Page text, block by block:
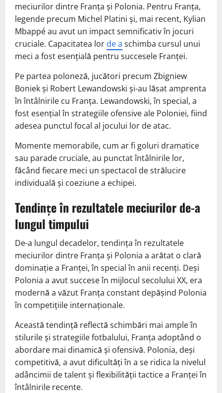
meciurilor dintre Franța și Polonia. Pentru Franța,
legende precum Michel Platini și, mai recent, Kylian
Mbappé au avut un impact semnificativ în jocuri
cruciale. Capacitatea lor de a schimba cursul unui
meci a fost esențială pentru succesele Franței.
Pe partea poloneză, jucători precum Zbigniew
Boniek și Robert Lewandowski și-au lăsat amprenta
în întâlnirile cu Franța. Lewandowski, în special, a
fost esențial în strategiile ofensive ale Poloniei, fiind
adesea punctul focal al jocului lor de atac.
Momente memorabile, cum ar fi goluri dramatice
sau parade cruciale, au punctat întâlnirile lor,
făcând fiecare meci un spectacol de strălucire
individuală și coeziune a echipei.
Tendințe în rezultatele meciurilor de-a
lungul timpului
De-a lungul decadelor, tendința în rezultatele
meciurilor dintre Franța și Polonia a arătat o clară
dominație a Franței, în special în anii recenți. Deși
Polonia a avut succese în mijlocul secolului XX, era
modernă a văzut Franța constant depășind Polonia
în competițiile internaționale.
Această tendință reflectă schimbări mai ample în
stilurile și strategiile fotbalului, Franța adoptând o
abordare mai dinamică și ofensivă. Polonia, deși
competitivă, a avut dificultăți în a se ridica la nivelul
adâncimii de talent și flexibilității tactice a Franței în
întâlnirile recente.